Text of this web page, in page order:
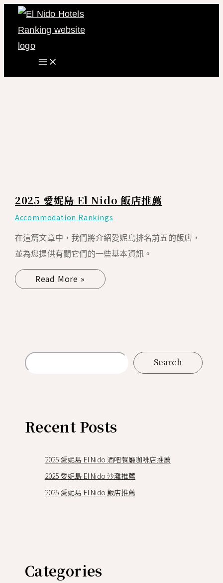
Main
Menu
2025 愛妮島 El Nido 飯店推薦
Accommodation Rankings
在這篇文章中，我們將介紹愛妮島排名前五的飯店，
並為您提供有關它們的一些基本資訊。
2025
愛
妮
島
El
Nido
Read More »
搜尋
Search
Recent Posts
2025 愛妮島 El Nido 酒吧餐廳咖啡店推薦
2025 愛妮島 El Nido 沙灘推薦
2025 愛妮島 El Nido 飯店推薦
Categories